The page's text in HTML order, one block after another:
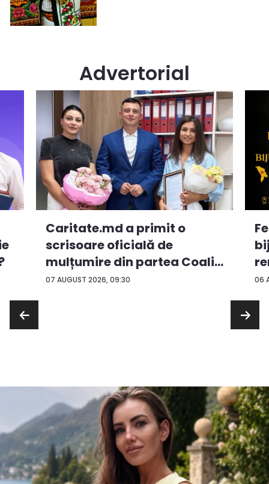
Advertorial
07 AUGUST 2026, 09:30
Caritate.md a primit o
scrisoare oficială de
mulțumire din partea Coali...
06
...